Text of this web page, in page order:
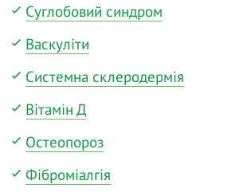
Суглобовий синдром
Васкуліти
Системна склеродермія
Вітамін Д
Остеопороз
Фіброміалгія